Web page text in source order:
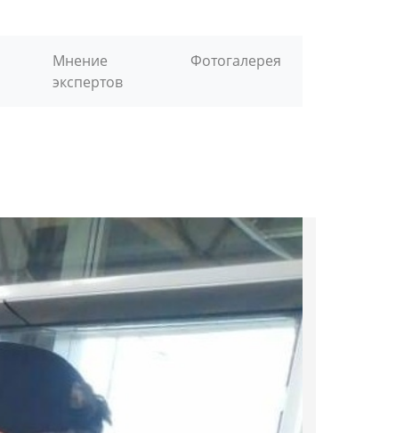
Мнение
экспертов
Фотогалерея